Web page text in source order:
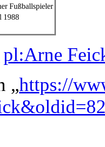
Fußballspieler
1988
pl:Arne
„https://